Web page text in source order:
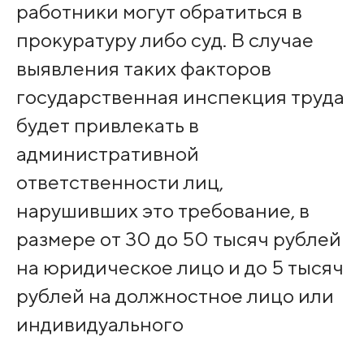
работники могут обратиться в
прокуратуру либо суд. В случае
выявления таких факторов
государственная инспекция труда
будет привлекать в
административной
ответственности лиц,
нарушивших это требование, в
размере от 30 до 50 тысяч рублей
на юридическое лицо и до 5 тысяч
рублей на должностное лицо или
индивидуального